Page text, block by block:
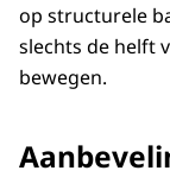
op structurele
slechts de helft
bewegen.